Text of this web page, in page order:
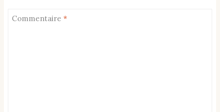
Commentaire *